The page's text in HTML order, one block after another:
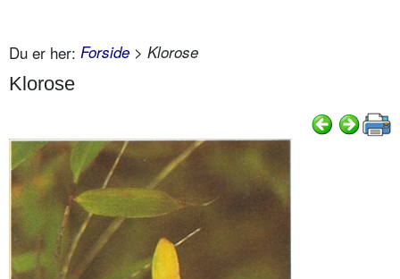
Du er her: Forside > Klorose
Klorose